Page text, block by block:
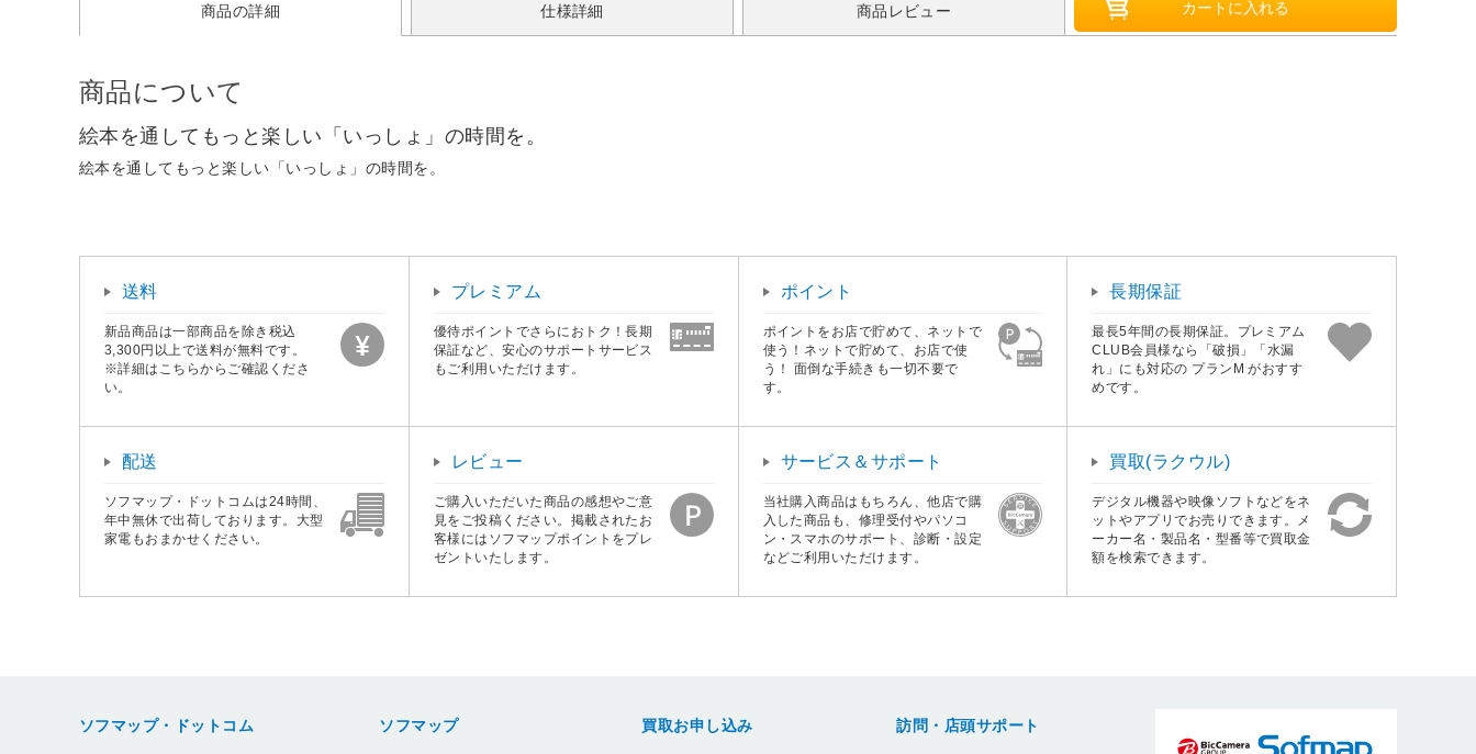
商品の詳細 仕様詳細 商品レビュー
商品について
絵本を通してもっと楽しい「いっしょ」の時間を。
絵本を通してもっと楽しい「いっしょ」の時間を。
送料
新品商品は一部商品を除き税込
3,300円以上で送料が無料です。
※詳細はこちらからご確認くださ
い。
プレミアム
優待ポイントでさらにおトク！長期
保証など、安心のサポートサービス
もご利用いただけます。
ポイント
ポイントをお店で貯めて、ネットで
使う！ネットで貯めて、お店で使
う！ 面倒な手続きも一切不要で
す。
長期保証
最長5年間の長期保証。プレミアム
CLUB会員様なら「破損」「水漏
れ」にも対応の プランM がおすす
めです。
配送
ソフマップ・ドットコムは24時間、
年中無休で出荷しております。大型
家電もおまかせください。
レビュー
ご購入いただいた商品の感想やご意
見をご投稿ください。掲載されたお
客様にはソフマップポイントをプレ
ゼントいたします。
サービス＆サポート
当社購入商品はもちろん、他店で購
入した商品も、修理受付やパソコ
ン・スマホのサポート、診断・設定
などご利用いただけます。
買取(ラクウル)
デジタル機器や映像ソフトなどをネ
ットやアプリでお売りできます。メ
ーカー名・製品名・型番等で買取金
額を検索できます。
ソフマップ・ドットコム ソフマップ 買取お申し込み 訪問・店頭サポート